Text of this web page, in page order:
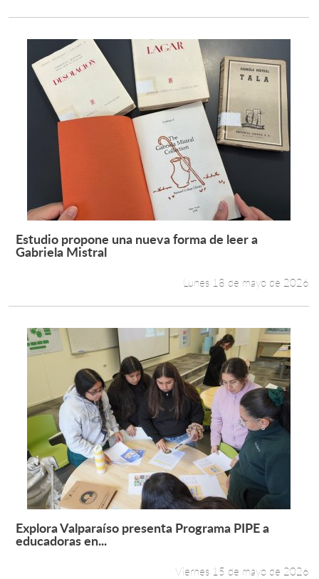
Leer más +
Estudio propone una nueva forma de leer a
Gabriela Mistral
Lunes 18 de mayo de 2026
Leer más +
Explora Valparaíso presenta Programa PIPE a
educadoras en...
Viernes 15 de mayo de 2026